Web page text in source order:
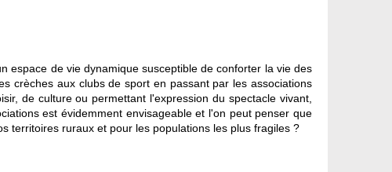
espace de vie dynamique susceptible de conforter la vie des
crèches aux clubs de sport en passant par les associations
de culture ou permettant l'expression du spectacle vivant,
est évidemment envisageable et l'on peut penser que
territoires ruraux et pour les populations les plus fragiles ?